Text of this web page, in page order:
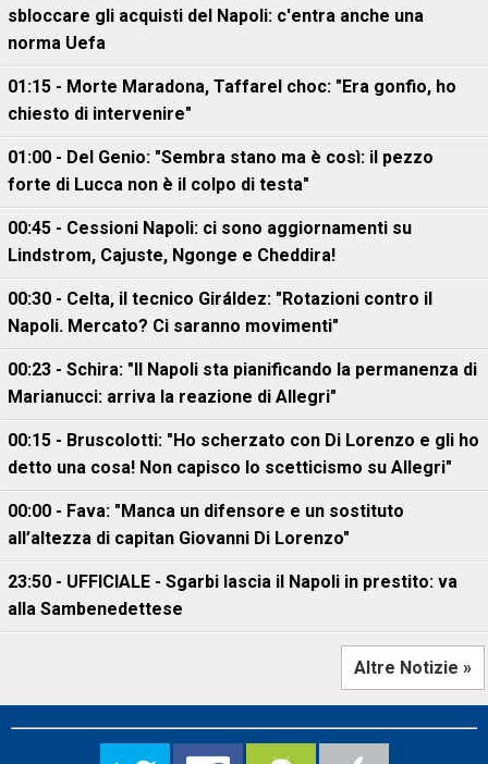
sbloccare gli acquisti del Napoli: c'entra anche una
norma Uefa
01:15 - Morte Maradona, Taffarel choc: "Era gonfio, ho
chiesto di intervenire"
01:00 - Del Genio: "Sembra stano ma è così: il pezzo
forte di Lucca non è il colpo di testa"
00:45 - Cessioni Napoli: ci sono aggiornamenti su
Lindstrom, Cajuste, Ngonge e Cheddira!
00:30 - Celta, il tecnico Giráldez: "Rotazioni contro il
Napoli. Mercato? Ci saranno movimenti"
00:23 - Schira: "Il Napoli sta pianificando la permanenza di
Marianucci: arriva la reazione di Allegri"
00:15 - Bruscolotti: "Ho scherzato con Di Lorenzo e gli ho
detto una cosa! Non capisco lo scetticismo su Allegri"
00:00 - Fava: "Manca un difensore e un sostituto
all’altezza di capitan Giovanni Di Lorenzo"
23:50 - UFFICIALE - Sgarbi lascia il Napoli in prestito: va
alla Sambenedettese
Altre Notizie »